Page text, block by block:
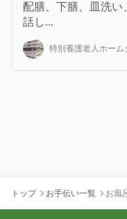
配膳、下膳、皿洗い
話し...
特別養護老人ホーム
トップ お手伝い一覧 お風